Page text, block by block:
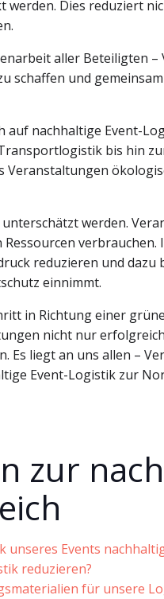
Dies reduziert
aller Beteiligten
schaffen und
nachhaltige Event-
bis hin
Veranstaltungen
werden.
reduzieren und dazu
einnimmt.
in Richtung einer
nicht nur
Es liegt an uns allen –
Event-Logistik zur
zur
Events
reduzieren?
für unsere